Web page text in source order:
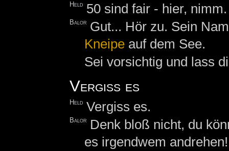
Held 50 sind fair - hier, nimm.
Balor Gut... Hör zu. Sein
Kneipeauf dem See.
Sei vorsichtig und lass
Vergiss es
Held Vergiss es.
Balor
Denk bloß nicht, du
es irgendwem